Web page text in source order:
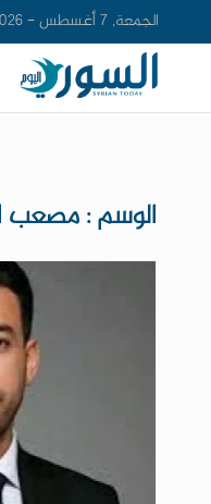
الجمعة, 7 أغسطس - 2026
الوسم : مصعب